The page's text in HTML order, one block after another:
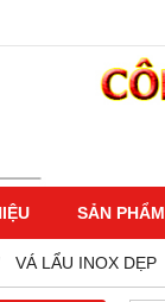
SẢN PHẨM
VÁ LẨU INOX DẸP